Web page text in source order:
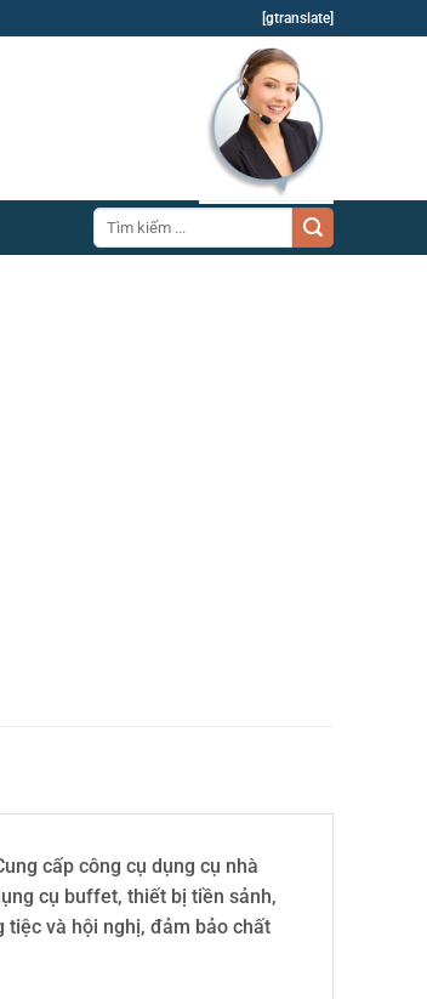
[gtranslate]
Tìm
kiếm:
cấp công cụ dụng cụ nhà
cụ buffet, thiết bị tiền sảnh,
tiệc và hội nghị, đảm bảo chất